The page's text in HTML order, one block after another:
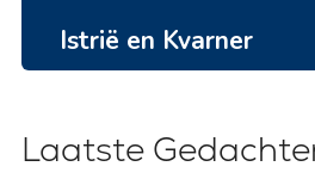
Istrië en Kvarner
Laatste